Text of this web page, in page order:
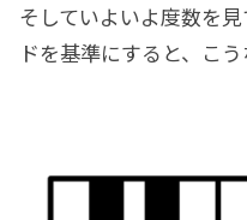
そしていよいよ度数を見
ドを基準にすると、こう